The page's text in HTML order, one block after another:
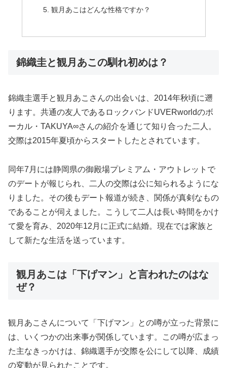
観月あこはどんな性格ですか？
錦織圭と観月あこの馴れ初めは？
錦織圭選手と観月あこさんの出会いは、2014年秋頃に遡
ります。共通の友人であるロックバンドUVERworldのボ
ーカル・TAKUYA∞さんの紹介を通じて知り合った二人。
交際は2015年夏頃からスタートしたとされています。
同年7月には静岡県の御殿場プレミアム・アウトレットで
のデートが報じられ、二人の交際は公に知られるようにな
りました。その後もデート報道が続き、関係が真剣なもの
であることが伺えました。こうして二人は長い時間をかけ
て愛を育み、2020年12月に正式に結婚。現在では家族と
して新たな生活を送っています。
観月あこは「下げマン」と言われたのはな
ぜ？
観月あこさんについて「下げマン」との噂が立った背景に
は、いくつかの出来事が関係しています。この噂が広まっ
た主なきっかけは、錦織選手が交際を公にして以降、成績
の変動が見られたことです。